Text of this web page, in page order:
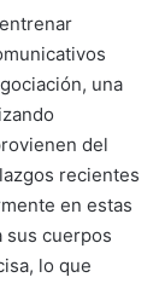
una
del
recientes
en estas
sus cuerpos
lo que